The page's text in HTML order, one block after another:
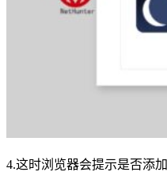
4.这时浏览器会提示是否添加